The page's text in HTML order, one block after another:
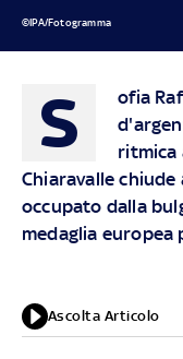
©IPA/Fotogramma
S
ofia
ritmica
Chiaravalle
occupato dalla
medaglia europea
Ascolta Articolo